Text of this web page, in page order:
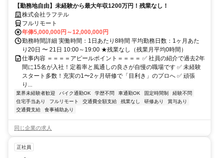
【勤務地自由】未経験から最大年収1200万円！残業なし！
株式会社ラフテル
フルリモート
年俸5,000,000円～12,000,000円
勤務時間詳細 実働時間：1日あたり8時間 平均勤務日数：1ヶ月あた
り20日 〜 21日 10:00～19:00 ★残業なし（残業月平均0時間）
仕事内容 ＝＝＝＝アピールポイント＝＝＝＝ ✅ 社員の紹介で過去2年
間に15名が入社！定着率と風通しの良さが自慢の職場です ✅ 未経験
スタート多数！充実の1〜2ヶ月研修で「目利き」のプロへ ✅ 頑張
り...
業界未経験者歓迎 バイク通勤OK 学歴不問 車通勤OK 固定時間制
経験不問
住宅手当あり
フルリモート 交通費全額支給 残業なし 研修あり
賞与あり
交通費支給
食事補助あり
同じ企業の求人
正社員